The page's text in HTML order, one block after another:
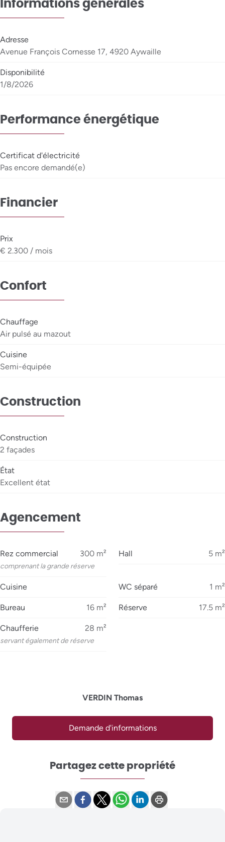
Informations générales
Adresse
Avenue François Cornesse 17, 4920 Aywaille
Disponibilité
1/8/2026
Performance énergétique
Certificat d'électricité
Pas encore demandé(e)
Financier
Prix
€ 2.300 / mois
Confort
Chauffage
Air pulsé au mazout
Cuisine
Semi-équipée
Construction
Construction
2 façades
État
Excellent état
Agencement
Rez commercial 300 m²
comprenant la grande réserve
Hall 5 m²
Cuisine WC séparé 1 m²
Bureau 16 m² Réserve 17.5 m²
Chaufferie 28 m²
servant également de réserve
VERDIN Thomas
Demande d'informations
Partagez cette propriété